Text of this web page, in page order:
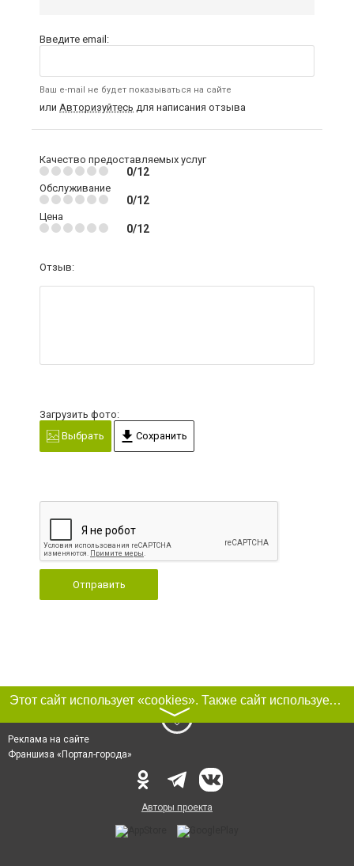
Введите email:
Ваш e-mail не будет показываться на сайте
или Авторизуйтесь для написания отзыва
Качество предоставляемых услуг
0/12
Обслуживание
0/12
Цена
0/12
Отзыв:
Загрузить фото:
Выбрать
Сохранить
Отправить
Этот сайт использует «cookies». Также сайт использует интернет-сервис для сбора технических данных касательно посетителей с целью получения маркетинговой и статистической информации. Условия обработки данных посетителей сайта см.
〉
Реклама на сайте
Франшиза «Портал-города»
Авторы проекта